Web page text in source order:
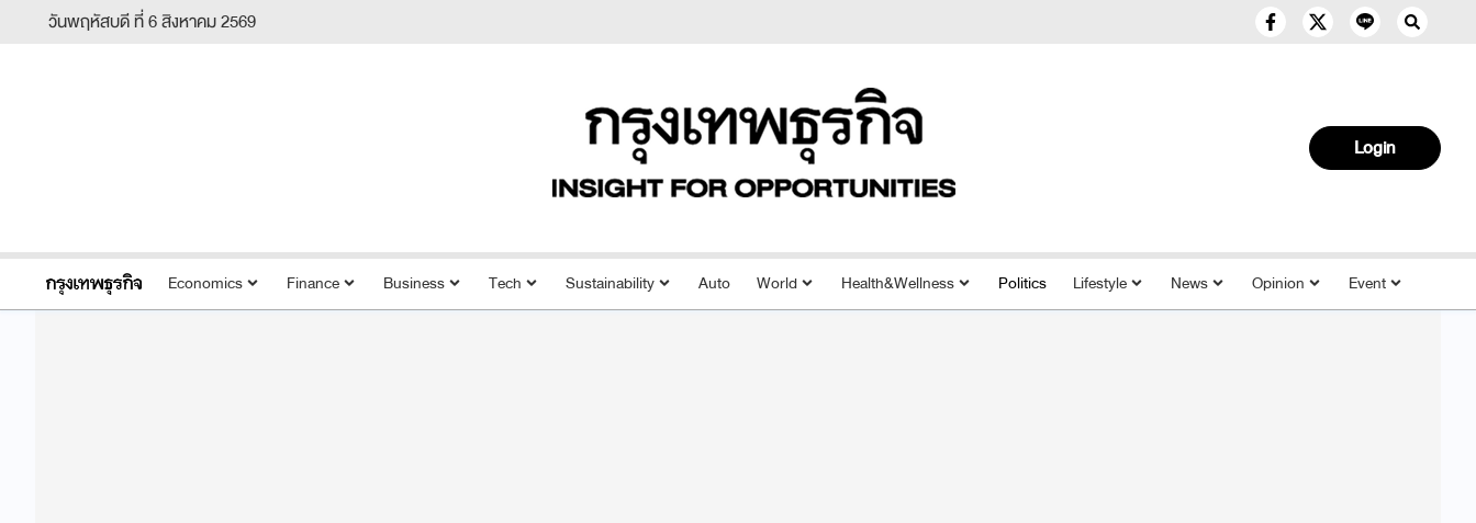
วันพฤหัสบดี ที่ 6 สิงหาคม 2569
Login
Economics Finance Business Tech Sustainability Auto World Health&Wellness Politics Lifestyle News Opinion Event